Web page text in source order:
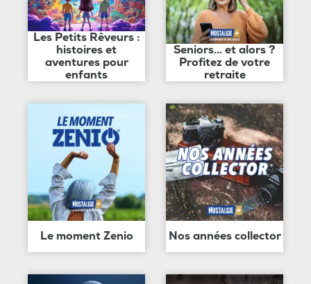
Les Petits Rêveurs :
histoires et
aventures pour
enfants
Seniors... et alors ?
Profitez de votre
retraite
Le moment Zenio Nos années collector